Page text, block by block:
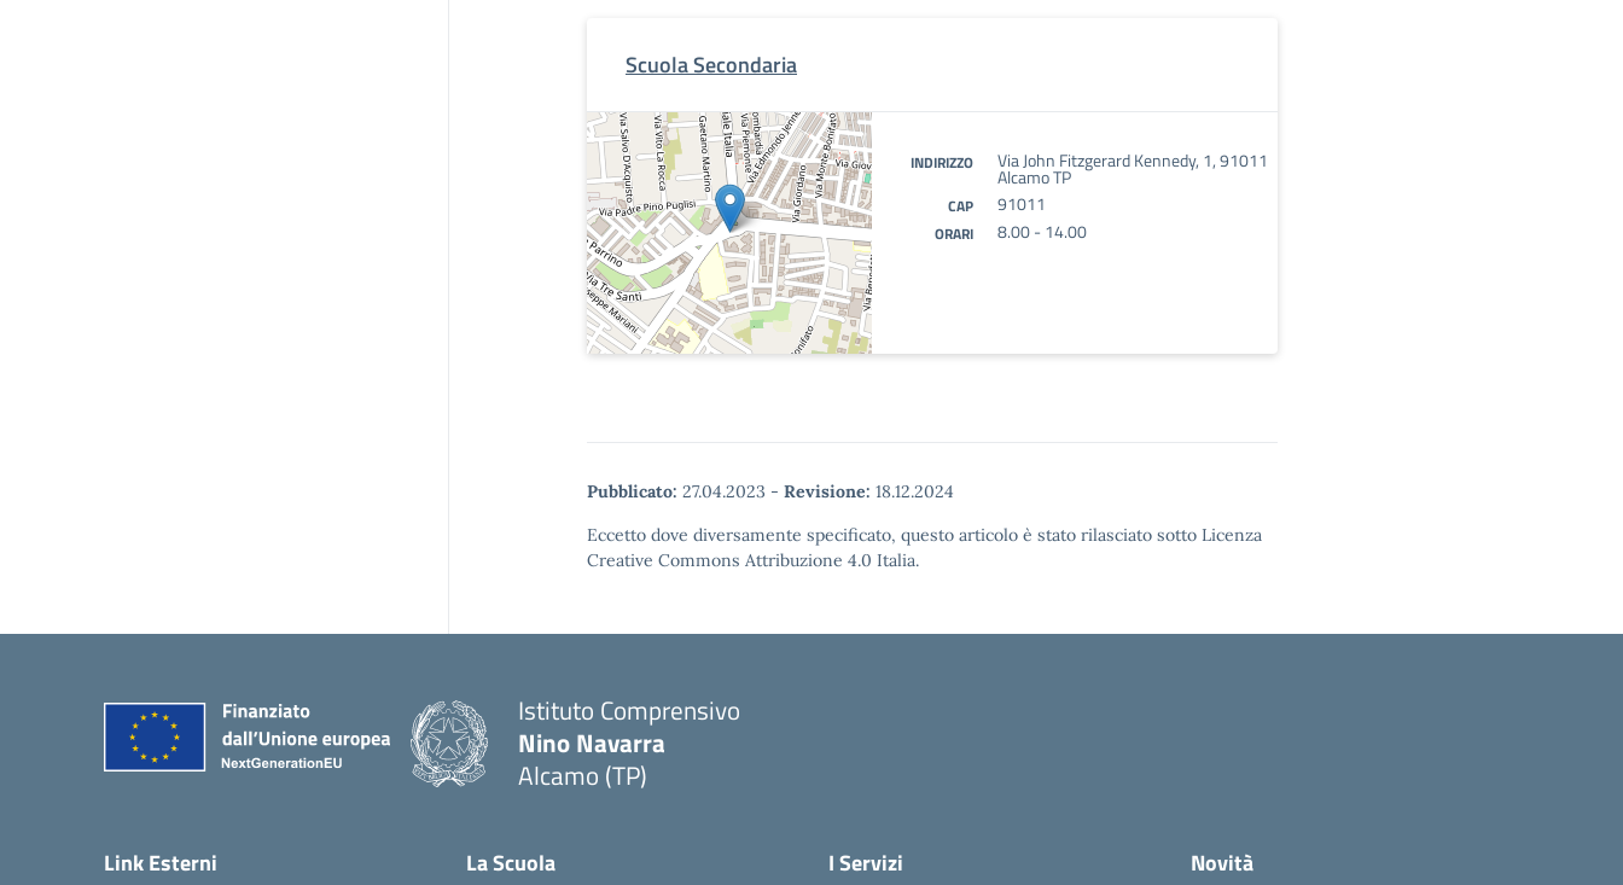
Scuola Secondaria
INDIRIZZO Via John Fitzgerard Kennedy, 1, 91011
Alcamo TP
CAP 91011
ORARI 8.00 - 14.00
Pubblicato: 27.04.2023 - Revisione: 18.12.2024
Eccetto dove diversamente specificato, questo articolo è stato rilasciato sotto Licenza
Creative Commons Attribuzione 4.0 Italia.
Istituto Comprensivo
Nino Navarra
Alcamo (TP)
Link Esterni La Scuola I Servizi Novità